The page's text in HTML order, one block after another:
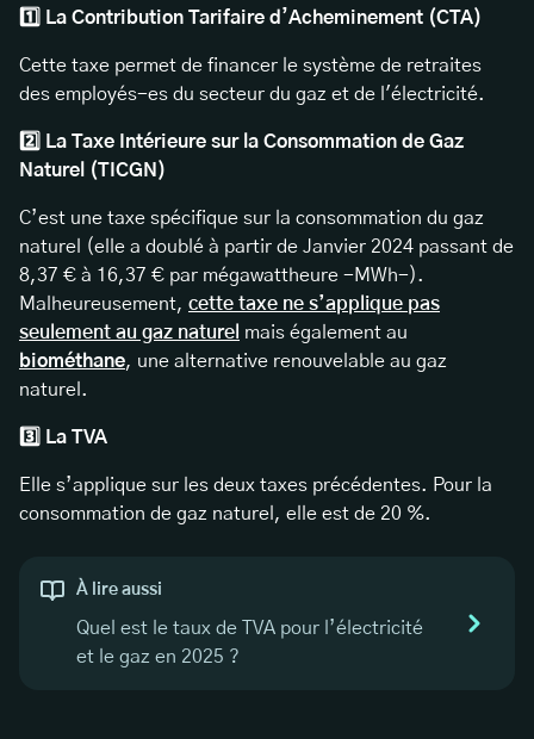
1️⃣ La Contribution Tarifaire d’Acheminement (CTA)
Cette taxe permet de financer le système de retraites
des employés-es du secteur du gaz et de l'électricité.
2️⃣ La Taxe Intérieure sur la Consommation de Gaz
Naturel (TICGN)
C’est une taxe spécifique sur la consommation du gaz
naturel (elle a doublé à partir de Janvier 2024 passant de
8,37 € à 16,37 € par mégawattheure -MWh-).
Malheureusement, cette taxe ne s’applique pas
seulement au gaz naturel mais également au
biométhane, une alternative renouvelable au gaz
naturel.
3️⃣ La TVA
Elle s’applique sur les deux taxes précédentes. Pour la
consommation de gaz naturel, elle est de 20 %.
À lire aussi
Quel est le taux de TVA pour l’électricité
et le gaz en 2025 ?